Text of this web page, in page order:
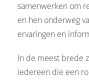
samenwerken om
en hen onderweg
ervaringen en
In de meest brede
iedereen die een